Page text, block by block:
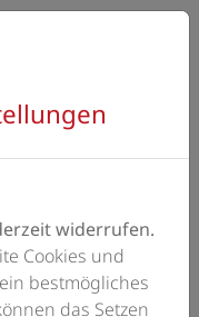
widerrufen.
Cookies und
bestmögliches
das Setzen